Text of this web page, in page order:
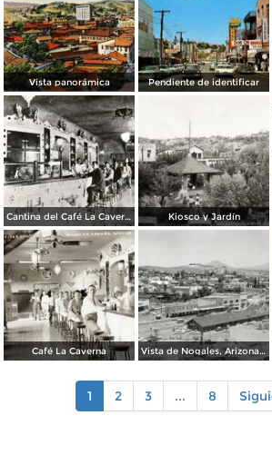
Vista panorámica Pendiente de identificar
Cantina del Café La Caverna Kiosco y Jardín
Café La Caverna Vista de Nogales, Arizona, desde Nogales, Sonora
1 2 3 ... 8